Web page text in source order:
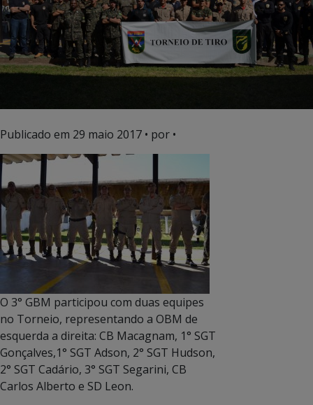
Publicado em 29 maio 2017 • por •
O 3° GBM participou com duas equipes
no Torneio, representando a OBM de
esquerda a direita: CB Macagnam, 1° SGT
Gonçalves,1° SGT Adson, 2° SGT Hudson,
2° SGT Cadário, 3° SGT Segarini, CB
Carlos Alberto e SD Leon.